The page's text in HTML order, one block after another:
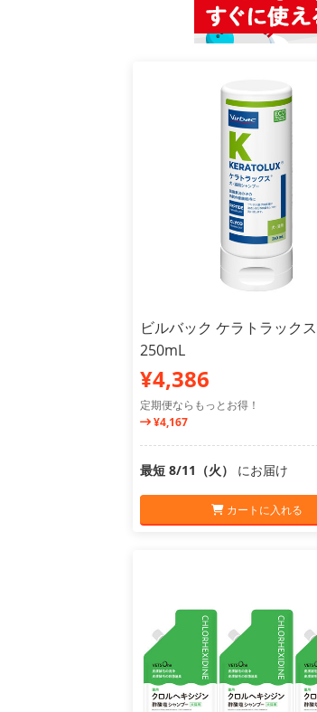
ビルバック ケラトラック
250mL
¥4,386
定期便ならもっとお得！
¥4,167
最短 8/11（火） にお届け
カートに入れる